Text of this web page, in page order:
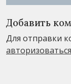
Добавить
Для отправки
авторизоваться